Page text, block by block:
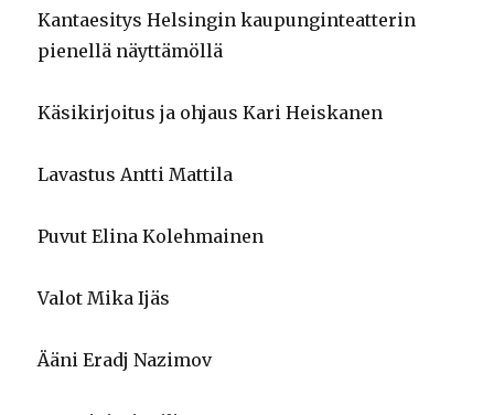
Kantaesitys Helsingin kaupunginteatterin
pienellä näyttämöllä
Käsikirjoitus ja ohjaus Kari Heiskanen
Lavastus Antti Mattila
Puvut Elina Kolehmainen
Valot Mika Ijäs
Ääni Eradj Nazimov